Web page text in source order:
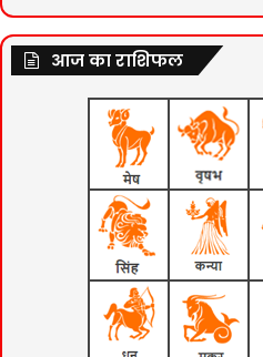
आज का राशिफल